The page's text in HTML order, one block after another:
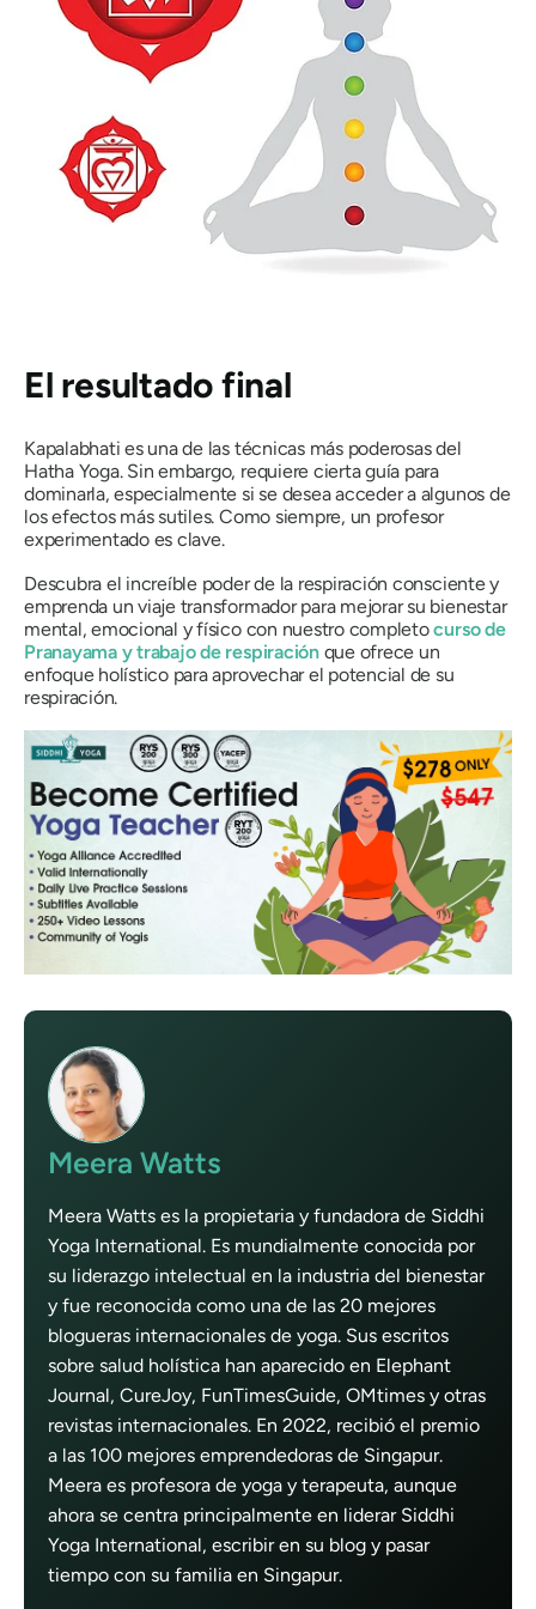
El resultado final
Kapalabhaties una de las técnicas más poderosas del
Hatha Yoga. Sin embargo, requiere cierta guía para
dominarla, especialmente si se desea acceder a algunos de
los efectos más sutiles. Como siempre, un profesor
experimentado es clave.
Descubra el increíble poder de la respiración consciente y
emprenda un viaje transformador para mejorar su bienestar
mental, emocional y físico con nuestro completocurso de
Pranayama y trabajo de respiraciónque ofrece un
enfoque holístico para aprovechar el potencial de su
respiración.
Meera Watts
Meera Watts es la propietaria y fundadora de Siddhi
Yoga International. Es mundialmente conocida por
su liderazgo intelectual en la industria del bienestar
y fue reconocida como una de las 20 mejores
blogueras internacionales de yoga. Sus escritos
sobre salud holística han aparecido en Elephant
Journal, CureJoy, FunTimesGuide, OMtimes y otras
revistas internacionales. En 2022, recibió el premio
a las 100 mejores emprendedoras de Singapur.
Meera es profesora de yoga y terapeuta, aunque
ahora se centra principalmente en liderar Siddhi
Yoga International, escribir en su blog y pasar
tiempo con su familia en Singapur.